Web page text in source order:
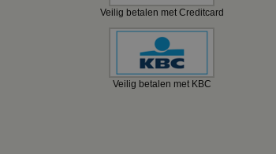
Veilig betalen met Creditcard
Veilig betalen met KBC